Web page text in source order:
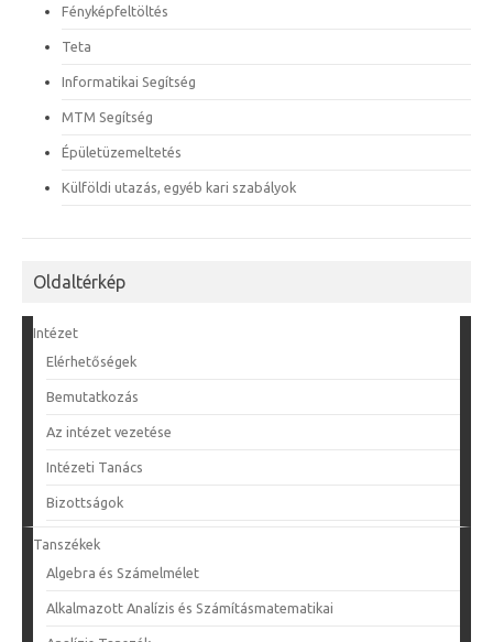
Fényképfeltöltés
Teta
Informatikai Segítség
MTM Segítség
Épületüzemeltetés
Külföldi utazás, egyéb kari szabályok
Oldaltérkép
Intézet
Elérhetőségek
Bemutatkozás
Az intézet vezetése
Intézeti Tanács
Bizottságok
Tanszékek
Algebra és Számelmélet
Alkalmazott Analízis és Számításmatematikai